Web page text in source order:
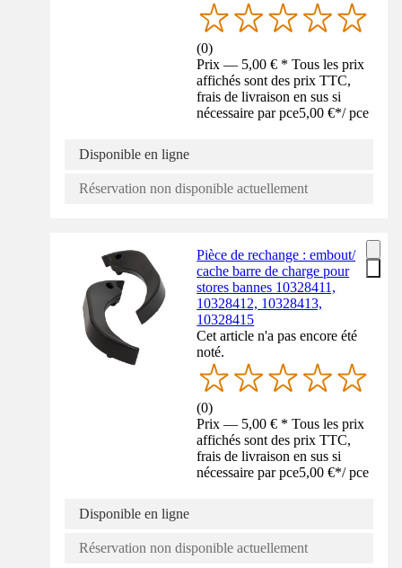
(0)
Prix — 5,00 € * Tous les prix
affichés sont des prix TTC,
frais de livraison en sus si
nécessaire par pce5,00 €*/ pce
Disponible en ligne
Réservation non disponible actuellement
Pièce de rechange : embout/
cache barre de charge pour
stores bannes 10328411,
10328412, 10328413,
10328415
Cet article n'a pas encore été
noté.
(0)
Prix — 5,00 € * Tous les prix
affichés sont des prix TTC,
frais de livraison en sus si
nécessaire par pce5,00 €*/ pce
Disponible en ligne
Réservation non disponible actuellement